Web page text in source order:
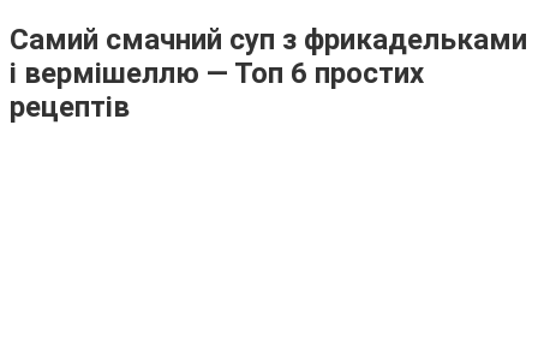
Самий смачний суп з фрикадельками
і вермішеллю — Топ 6 простих
рецептів